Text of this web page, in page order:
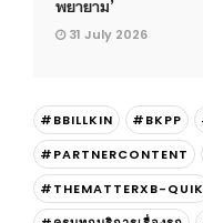
พยายาม’
31 July 2026
#BBILLKIN #BKPP
#PARTNERCONTENT
#THEMATTERXB-QUIK